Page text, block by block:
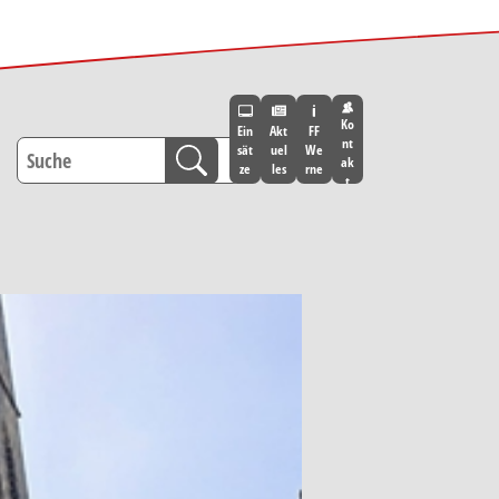
Ein
sät
ze
Akt
uel
les
FF
We
rne
Ko
nt
ak
t